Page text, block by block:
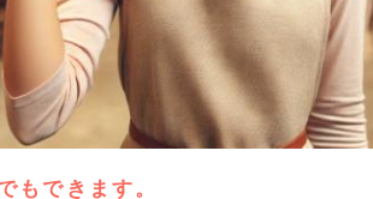
もできます。